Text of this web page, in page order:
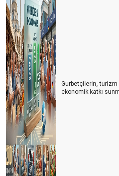
GURBETÇİ DEĞİL, ARTIK
Ben bu 2024'e pek ısınamadım
REHBERLER VAR OLMA
ANTALYA TURİZMİNİN 10 YILI
BALON TURLARININ YENİ ROTASI
UNESCO BU YIL TÜRKİYE’Yİ PAS
ÇOCUKLU AİLELERDE HER ÜÇ
ÖRENYERİ ÜCRETLERİNDE
2025 YILINDA ZAM
TURİST FABRİKASI: ÇİN
Gurbetçilerin, turizm
ekonomik katkı